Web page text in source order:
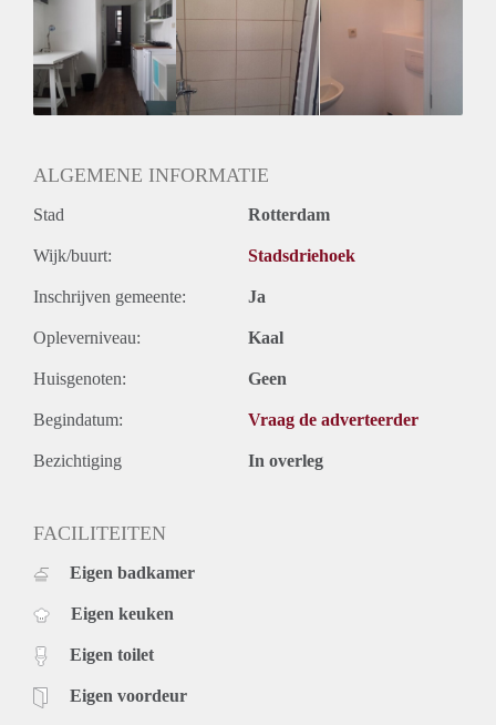
ALGEMENE INFORMATIE
Stad Rotterdam
Wijk/buurt: Stadsdriehoek
Inschrijven gemeente: Ja
Opleverniveau: Kaal
Huisgenoten: Geen
Begindatum: Vraag de adverteerder
Bezichtiging In overleg
FACILITEITEN
Eigen badkamer
Eigen keuken
Eigen toilet
Eigen voordeur